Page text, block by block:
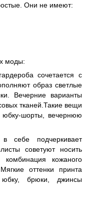
Они не имеют:
моды:
сочетается с
образ светлые
Вечерние варианты
тканей.Такие вещи
шорты, вечернюю
себе подчеркивает
советуют носить
кожаного
оттенки принта
юбку, брюки, джинсы